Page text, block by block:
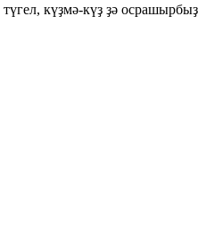
күҙмә-күҙ ҙә